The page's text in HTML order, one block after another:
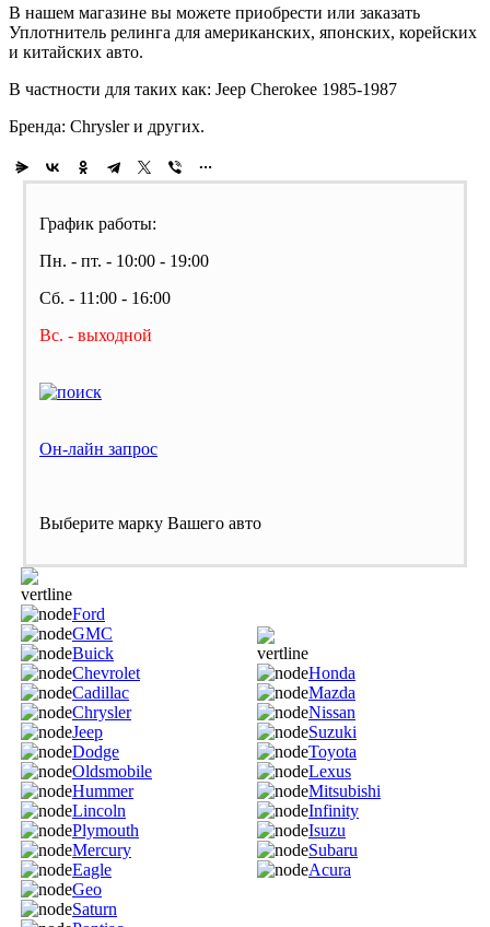
В нашем магазине вы можете приобрести или заказать
Уплотнитель релинга для американских, японских, корейских
и китайских авто.
В частности для таких как: Jeep Cherokee 1985-1987
Бренда: Chrysler и других.
График работы:
Пн. - пт. - 10:00 - 19:00
Сб. - 11:00 - 16:00
Вс. - выходной
Он-лайн запрос
Выберите марку Вашего авто
Ford
GMC
Buick
Chevrolet
Cadillac
Chrysler
Jeep
Dodge
Oldsmobile
Hummer
Lincoln
Plymouth
Mercury
Eagle
Geo
Saturn
Honda
Mazda
Nissan
Suzuki
Toyota
Lexus
Mitsubishi
Infinity
Isuzu
Subaru
Acura